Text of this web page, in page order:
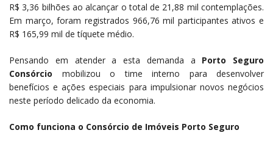
R$ 3,36 bilhões ao alcançar o total de 21,88 mil contemplações.
Em março, foram registrados 966,76 mil participantes ativos e
R$ 165,99 mil de tíquete médio.
Pensando em atender a esta demanda a Porto Seguro
Consórcio mobilizou o time interno para desenvolver
benefícios e ações especiais para impulsionar novos negócios
neste período delicado da economia.
Como funciona o Consórcio de Imóveis Porto Seguro